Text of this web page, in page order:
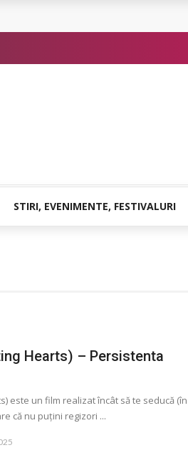
STIRI, EVENIMENTE, FESTIVALURI
Hearts) – Persistenta
este un film realizat încât să te seducă (în
că nu puţini regizori ...